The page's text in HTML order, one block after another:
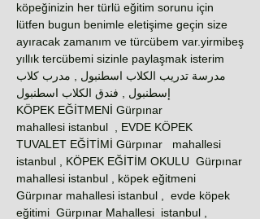
köpeğinizin her türlü eğitim sorunu için
lütfen bugun benimle eletişime geçin size
ayıracak zamanım ve türcübem var.yirmibeş
yıllık tercübemi sizinle paylaşmak isterim
مدرسة تدريب الكلاب اسطنبول , مدرب كلاب
إسطنبول , فندق الكلاب اسطنبول
KÖPEK EĞİTMENİ Gürpınar
mahallesi istanbul , EVDE KÖPEK
TUVALET EĞİTİMİ Gürpınar mahallesi
istanbul , KÖPEK EĞİTİM OKULU Gürpınar
mahallesi istanbul , köpek eğitmeni
Gürpınar mahallesi istanbul , evde köpek
eğitimi Gürpınar Mahallesi istanbul ,